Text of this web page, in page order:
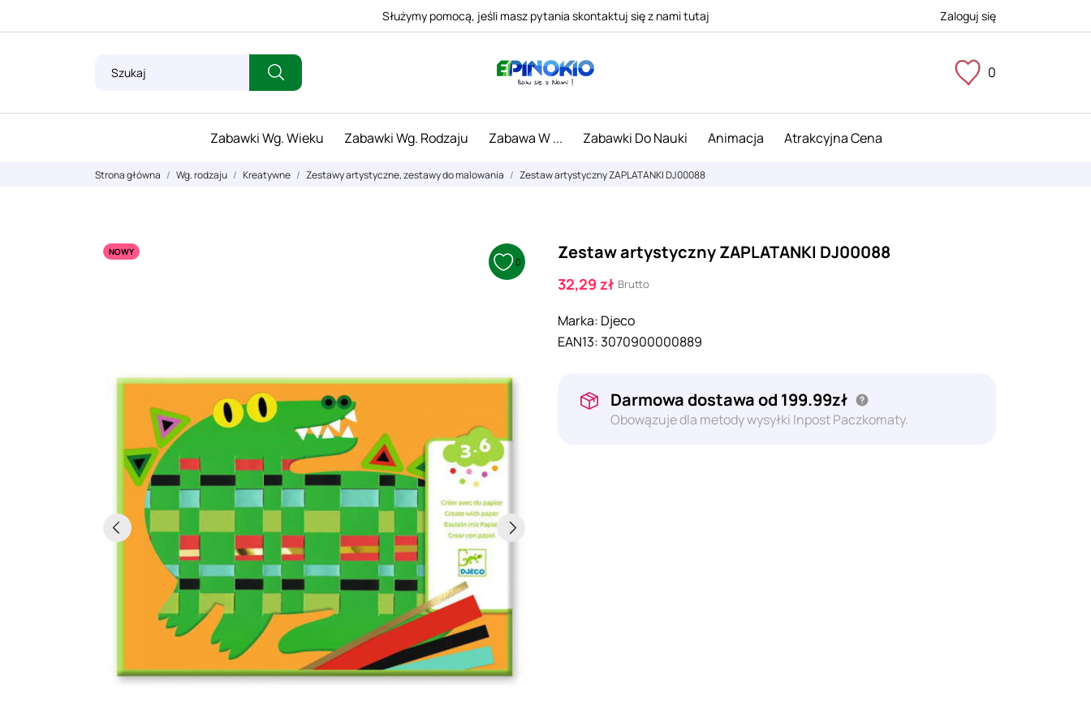
Służymy pomocą, jeśli masz pytania skontaktuj się z nami tutaj Zaloguj się
0
Zabawki Wg. Wieku Zabawki Wg. Rodzaju Zabawa W ... Zabawki Do Nauki Animacja Atrakcyjna Cena
Strona główna Wg. rodzaju Kreatywne Zestawy artystyczne, zestawy do malowania Zestaw artystyczny ZAPLATANKI DJ00088
NOWY
0 Zestaw artystyczny ZAPLATANKI DJ00088
32,29 zł Brutto
Marka: Djeco
EAN13:3070900000889
Darmowa dostawa od 199.99zł
Obowązuje dla metody wysyłki Inpost Paczkomaty.